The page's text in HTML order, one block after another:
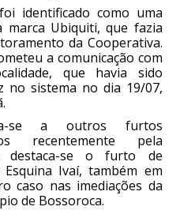
identificado como uma
marca Ubiquiti, que fazia
da Cooperativa.
a comunicação com
que havia sido
no sistema no dia 19/07,
se a outros furtos
recentemente pela
destaca-se o furto de
Ivaí, também em
caso nas imediações da
de Bossoroca.